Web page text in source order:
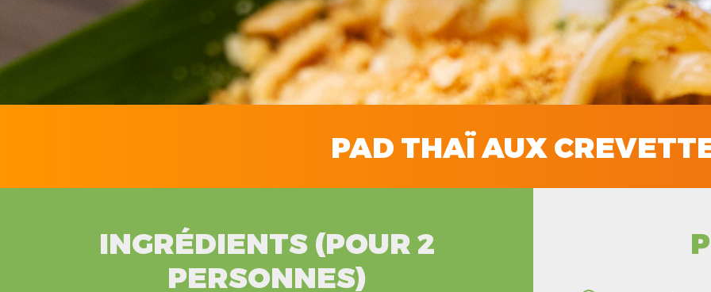
PAD THAÏ AUX
INGRÉDIENTS (POUR 2
PERSONNES)